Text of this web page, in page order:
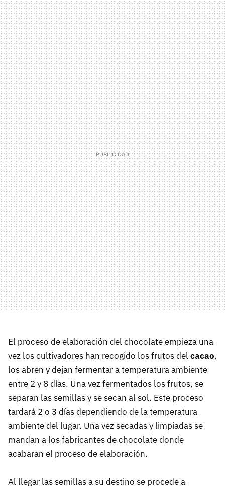
El proceso de elaboración del chocolate empieza una
vez los cultivadores han recogido los frutos del cacao,
los abren y dejan fermentar a temperatura ambiente
entre 2 y 8 días. Una vez fermentados los frutos, se
separan las semillas y se secan al sol. Este proceso
tardará 2 o 3 días dependiendo de la temperatura
ambiente del lugar. Una vez secadas y limpiadas se
mandan a los fabricantes de chocolate donde
acabaran el proceso de elaboración.
Al llegar las semillas a su destino se procede a